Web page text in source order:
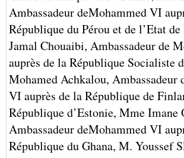
Ambassadeur deMohammed VI
République du Pérou et de l’Etat
Jamal Chouaibi, Ambassadeur de
auprès de la République Socialiste
Mohamed Achkalou, Ambassadeur
VI auprès de la République de
République d’Estonie, Mme Imane
Ambassadeur deMohammed VI
République du Ghana, M. Youssef